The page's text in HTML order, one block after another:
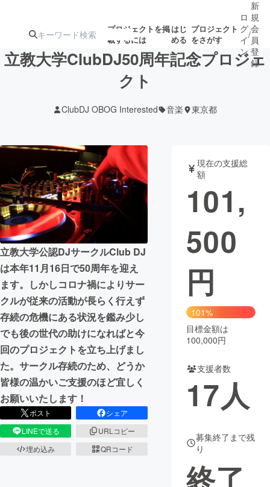
プロジェクトを掲
載するには
はじ
める
プロジェクト
をさがす
ターン
ジェクト
募集終了が近いプ
ロジェクト
されます
アート・写真 音楽
テクノロジー・ガジェット ゲーム・サ
映像・映画
ビジネス・起業
まちづくり・地域活性化
CAMPFIRE for Social Good
CAMPFIRE Creation
CAMPFIREふるさと納税
コミュニティ
ロ
グ
イ
ン
/
新
規
会
員
登
録
立教大学ClubDJ50周年記念プロジェ
クト
ClubDJ OBOG Interested 音楽 東京都
立教大学公認DJサークルClub DJ
は本年11月16日で50周年を迎え
ます。しかしコロナ禍によりサー
クルが従来の活動が長らく行えず
存続の危機にある状況を鑑み少し
でも後の世代の助けになればと今
回のプロジェクトを立ち上げまし
た。サークル存続のため、どうか
皆様の温かいご支援のほど宜しく
お願いいたします！
ポスト
シェア
LINEで送る
URLコピー
埋め込み
QRコード
現在の支援総
額
101,
500
円
101%
目標金額は
100,000円
支援者数
17人
募集終了まで残
り
終了